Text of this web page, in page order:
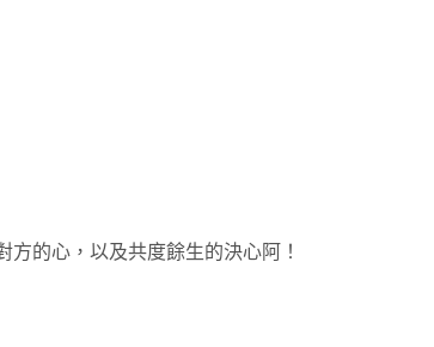
的心，以及共度餘生的決心阿！